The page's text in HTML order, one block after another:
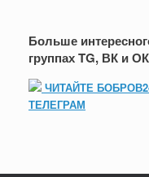
Больше
группах TG, ВК и ОК
ЧИТАЙТЕ
ТЕЛЕГРАМ